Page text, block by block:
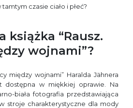
czasie ciało i płeć?
książka “Rausz.
wojnami”?
między wojnami” Haralda Jähnera
dostępna w miękkiej oprawie. Na
biała fotografia przedstawiająca
stroje charakterystyczne dla mody